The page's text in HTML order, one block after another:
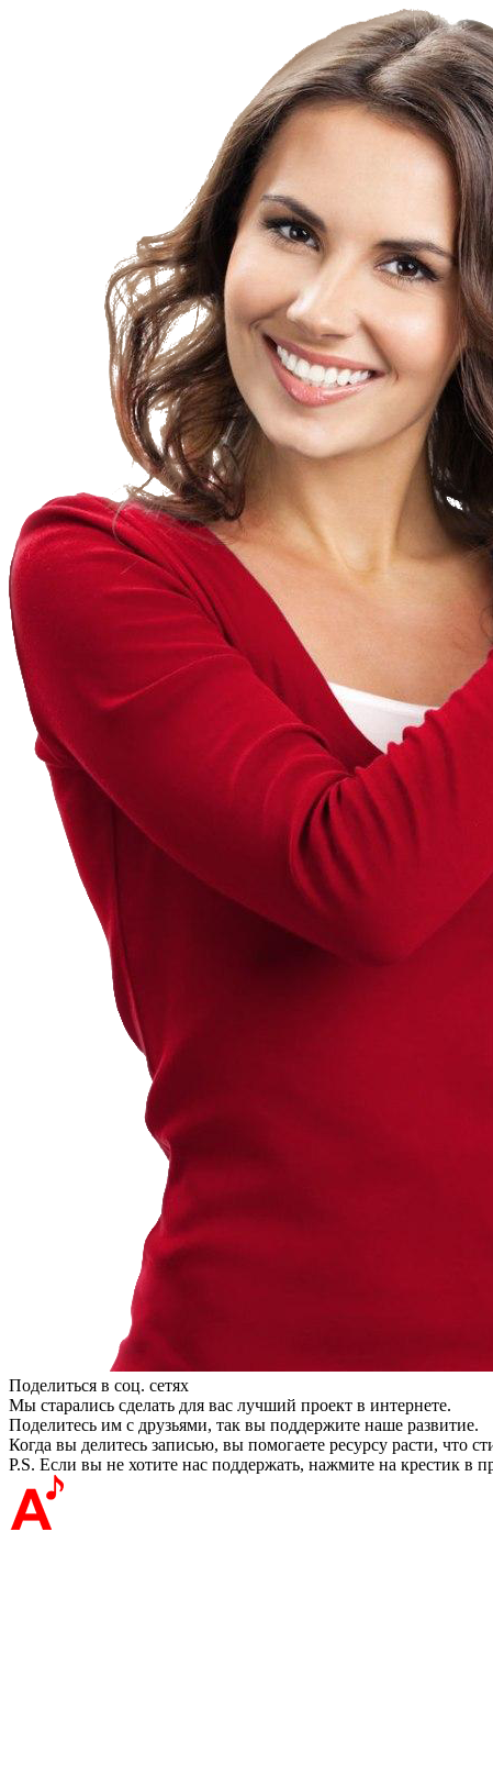
Поделиться в соц. сетях
Мы старались сделать для вас лучший проект в интернете.
Поделитесь им с друзьями, так вы поддержите наше развитие.
Когда вы делитесь записью, вы помогаете ресурсу расти, что
P.S. Если вы не хотите нас поддержать, нажмите на крестик в